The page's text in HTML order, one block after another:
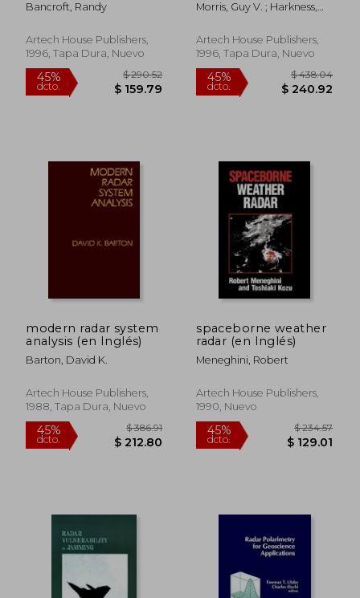
40%
dcto.
moment method (en
Bancroft, Randy
Artech House Publishers,
1996, Tapa Dura, Nuevo
Morris, Guy V. ; Harkness,
Artech House Publishers,
1996, Tapa Dura, Nuevo
modern radar system
analysis (en Inglés)
Barton, David K.
Artech House Publishers,
1988, Tapa Dura, Nuevo
spaceborne weather
radar (en Inglés)
Meneghini, Robert
Artech House Publishers,
1990, Nuevo